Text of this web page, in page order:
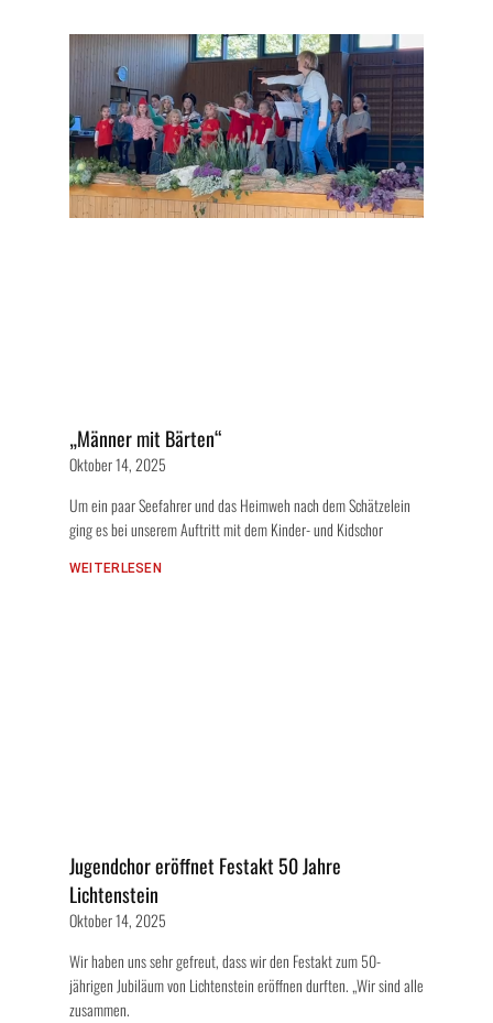
„Männer mit Bärten“
Oktober 14, 2025
Um ein paar Seefahrer und das Heimweh nach dem Schätzelein
ging es bei unserem Auftritt mit dem Kinder- und Kidschor
WEITERLESEN
Jugendchor eröffnet Festakt 50 Jahre
Lichtenstein
Oktober 14, 2025
Wir haben uns sehr gefreut, dass wir den Festakt zum 50-
jährigen Jubiläum von Lichtenstein eröffnen durften. „Wir sind alle
zusammen.